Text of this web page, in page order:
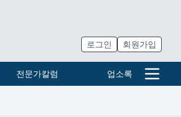
로그인 회원가입
전문가칼럼 업소록